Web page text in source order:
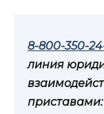
8-800-350-
линия
приставами: